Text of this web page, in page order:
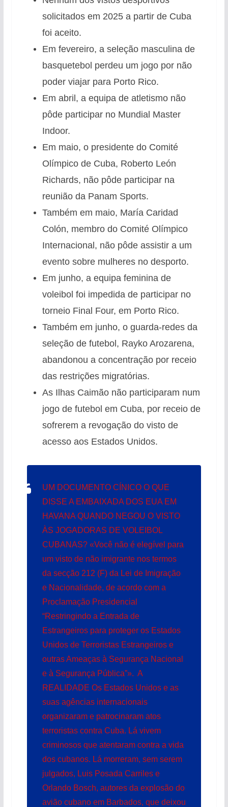
solicitados em 2025 a partir de Cuba
foi aceito.
Em fevereiro, a seleção masculina de
basquetebol perdeu um jogo por não
poder viajar para Porto Rico.
Em abril, a equipa de atletismo não
pôde participar no Mundial Master
Indoor.
Em maio, o presidente do Comité
Olímpico de Cuba, Roberto León
Richards, não pôde participar na
reunião da Panam Sports.
Também em maio, María Caridad
Colón, membro do Comité Olímpico
Internacional, não pôde assistir a um
evento sobre mulheres no desporto.
Em junho, a equipa feminina de
voleibol foi impedida de participar no
torneio Final Four, em Porto Rico.
Também em junho, o guarda-redes da
seleção de futebol, Rayko Arozarena,
abandonou a concentração por receio
das restrições migratórias.
As Ilhas Caimão não participaram num
jogo de futebol em Cuba, por receio de
sofrerem a revogação do visto de
acesso aos Estados Unidos.
UM DOCUMENTO CÍNICO O QUE
DISSE A EMBAIXADA DOS EUA EM
HAVANA QUANDO NEGOU O VISTO
ÀS JOGADORAS DE VOLEIBOL
CUBANAS? «Você não é elegível para
um visto de não imigrante nos termos
da secção 212 (F) da Lei de Imigração
e Nacionalidade, de acordo com a
Proclamação Presidencial
“Restringindo a Entrada de
Estrangeiros para proteger os Estados
Unidos de Terroristas Estrangeiros e
outras Ameaças à Segurança Nacional
e à Segurança Pública”». A
REALIDADE Os Estados Unidos e as
suas agências internacionais
organizaram e patrocinaram atos
terroristas contra Cuba. Lá vivem
criminosos que atentaram contra a vida
dos cubanos. Lá morreram, sem serem
julgados, Luis Posada Carriles e
Orlando Bosch, autores da explosão do
avião cubano em Barbados, que deixou